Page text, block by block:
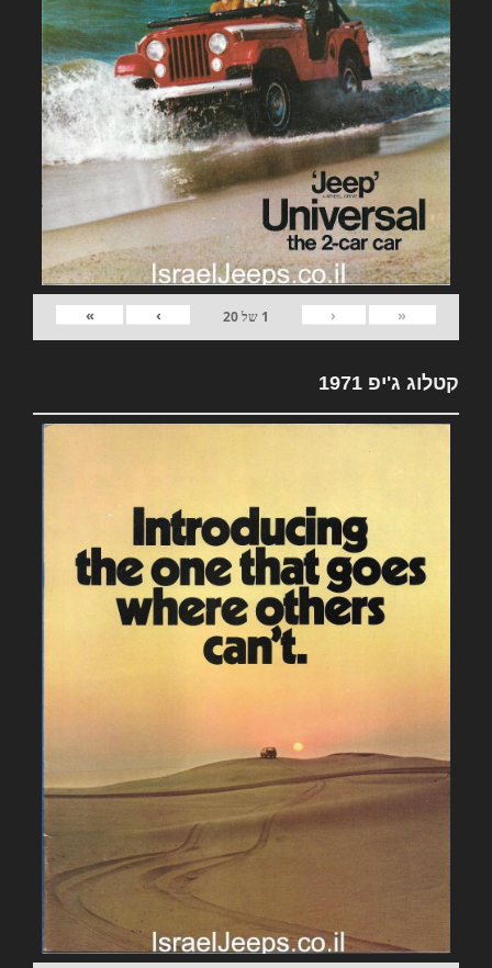
«
‹
1 של20
›
»
קטלוג ג'יפ 1971